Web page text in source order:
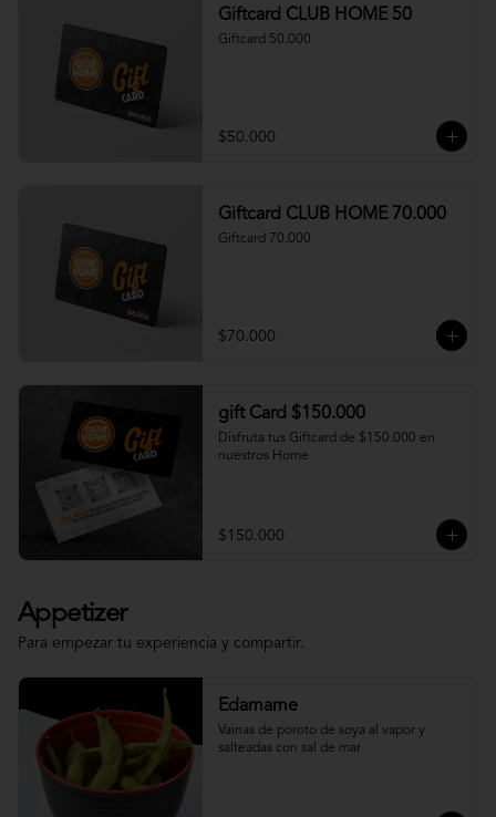
Giftcard CLUB HOME 50
Giftcard 50.000
$50.000
Giftcard CLUB HOME 70.000
Giftcard 70.000
$70.000
gift Card $150.000
Disfruta tus Giftcard de $150.000 en
nuestros Home
$150.000
Appetizer
Para empezar tu experiencia y compartir.
Edamame
Vainas de poroto de soya al vapor y
salteadas con sal de mar